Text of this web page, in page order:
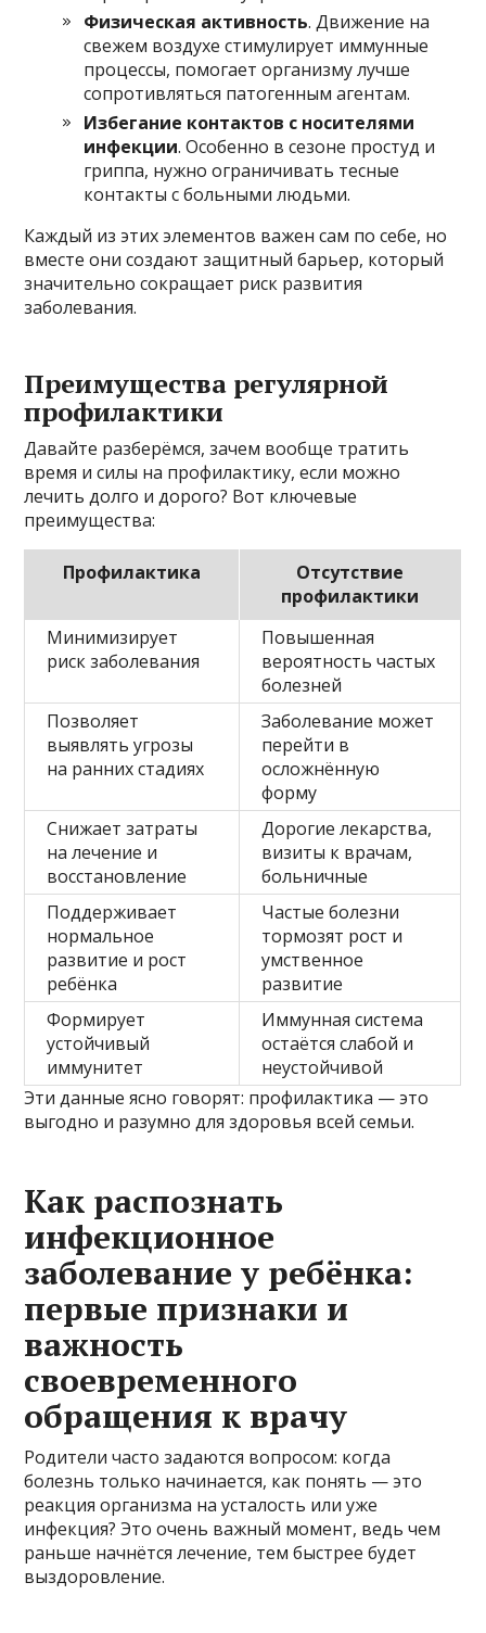
Физическая активность. Движение на
свежем воздухе стимулирует иммунные
процессы, помогает организму лучше
сопротивляться патогенным агентам.
Избегание контактов с носителями
инфекции. Особенно в сезоне простуд и
гриппа, нужно ограничивать тесные
контакты с больными людьми.
Каждый из этих элементов важен сам по себе, но
вместе они создают защитный барьер, который
значительно сокращает риск развития
заболевания.
Преимущества регулярной
профилактики
Давайте разберёмся, зачем вообще тратить
время и силы на профилактику, если можно
лечить долго и дорого? Вот ключевые
преимущества:
Профилактика
Отсутствие
профилактики
Минимизирует
риск заболевания
Повышенная
вероятность частых
болезней
Позволяет
выявлять угрозы
на ранних стадиях
Заболевание может
перейти в
осложнённую
форму
Снижает затраты
на лечение и
восстановление
Дорогие лекарства,
визиты к врачам,
больничные
Поддерживает
нормальное
развитие и рост
ребёнка
Частые болезни
тормозят рост и
умственное
развитие
Формирует
устойчивый
иммунитет
Иммунная система
остаётся слабой и
неустойчивой
Эти данные ясно говорят: профилактика — это
выгодно и разумно для здоровья всей семьи.
Как распознать
инфекционное
заболевание у ребёнка:
первые признаки и
важность
своевременного
обращения к врачу
Родители часто задаются вопросом: когда
болезнь только начинается, как понять — это
реакция организма на усталость или уже
инфекция? Это очень важный момент, ведь чем
раньше начнётся лечение, тем быстрее будет
выздоровление.